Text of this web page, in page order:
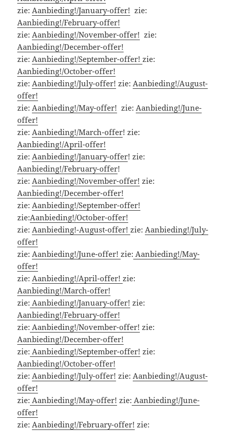
zie:Aanbieding!/January-offer! zie:
Aanbieding!/February-offer!
zie:Aanbieding!/November-offer! zie:
Aanbieding!/December-offer!
zie:Aanbieding!/September-offer!zie:
Aanbieding!/October-offer!
zie:Aanbieding!/July-offer! zie:Aanbieding!/August-
offer!
zie:Aanbieding!/May-offer! zie:Aanbieding!/June-
offer!
zie:Aanbieding!/March-offer! zie:
Aanbieding!/April-offer!
zie:Aanbieding!/January-offer! zie:
Aanbieding!/February-offer!
zie:Aanbieding!/November-offer! zie:
Aanbieding!/December-offer!
zie:Aanbieding!/September-offer!
zie:Aanbieding!/October-offer!
zie:Aanbieding!-August-offer!zie:Aanbieding!/July-
offer!
zie:Aanbieding!/June-offer!zie: Aanbieding!/May-
offer!
zie:Aanbieding!/April-offer!zie:
Aanbieding!/March-offer!
zie: Aanbieding!/January-offer! zie:
Aanbieding!/February-offer!
zie: Aanbieding!/November-offer! zie:
Aanbieding!/December-offer!
zie: Aanbieding!/September-offer! zie:
Aanbieding!/October-offer!
zie:Aanbieding!/July-offer! zie:Aanbieding!/August-
offer!
zie: Aanbieding!/May-offer! zie: Aanbieding!/June-
offer!
zie:Aanbieding!/February-offer! zie: